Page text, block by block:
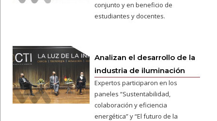
conjunto y en beneficio de
estudiantes y docentes.
Analizan el desarrollo de la
industria de iluminación
Expertos participaron en los
paneles “Sustentabilidad,
colaboración y eficiencia
energética” y “El futuro de la